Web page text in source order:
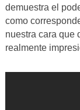
demuestra el
como
nuestra cara que
realmente